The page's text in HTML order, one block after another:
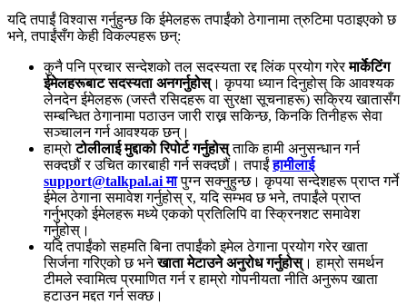
यदि तपाईं विश्वास गर्नुहुन्छ कि ईमेलहरू तपाईंको ठेगानामा त्रुटिमा पठाइएको छ
भने, तपाईंसँग केही विकल्पहरू छन्:
कुनै पनि प्रचार सन्देशको तल सदस्यता रद्द लिंक प्रयोग गरेरमार्केटिंग
ईमेलहरूबाट सदस्यता अनगर्नुहोस्। कृपया ध्यान दिनुहोस् कि आवश्यक
लेनदेन ईमेलहरू (जस्तै रसिदहरू वा सुरक्षा सूचनाहरू) सक्रिय खातासँग
सम्बन्धित ठेगानामा पठाउन जारी राख्न सकिन्छ, किनकि तिनीहरू सेवा
सञ्चालन गर्न आवश्यक छन्।
हाम्रोटोलीलाई मुद्दाको रिपोर्ट गर्नुहोस्ताकि हामी अनुसन्धान गर्न
सक्दछौं र उचित कारबाही गर्न सक्दछौं। तपाईंहामीलाई
support@talkpal.ai मापुग्न सक्नुहुन्छ। कृपया सन्देशहरू प्राप्त गर्ने
ईमेल ठेगाना समावेश गर्नुहोस् र, यदि सम्भव छ भने, तपाईंले प्राप्त
गर्नुभएको ईमेलहरू मध्ये एकको प्रतिलिपि वा स्क्रिनशट समावेश
गर्नुहोस्।
यदि तपाईंको सहमति बिना तपाईंको इमेल ठेगाना प्रयोग गरेर खाता
सिर्जना गरिएको छ भनेखाता मेटाउने अनुरोध गर्नुहोस्। हाम्रो समर्थन
टीमले स्वामित्व प्रमाणित गर्न र हाम्रो गोपनीयता नीति अनुरूप खाता
हटाउन मद्दत गर्न सक्छ।